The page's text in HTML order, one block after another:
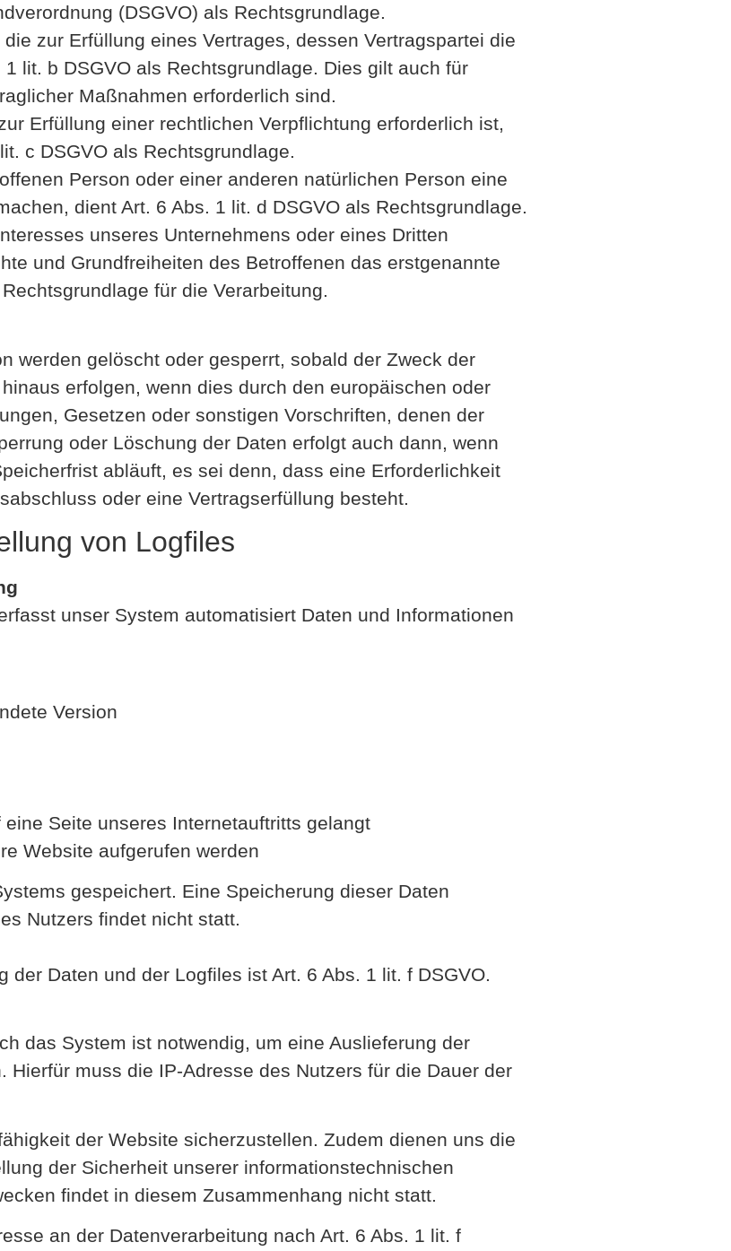
(DSGVO) als Rechtsgrundlage.
zur Erfüllung eines Vertrages, dessen Vertragspartei die
lit. b DSGVO als Rechtsgrundlage. Dies gilt auch für
Maßnahmen erforderlich sind.
Erfüllung einer rechtlichen Verpflichtung erforderlich ist,
c DSGVO als Rechtsgrundlage.
Person oder einer anderen natürlichen Person eine
dient Art. 6 Abs. 1 lit. d DSGVO als Rechtsgrundlage.
unseres Unternehmens oder eines Dritten
und Grundfreiheiten des Betroffenen das erstgenannte
für die Verarbeitung.
werden gelöscht oder gesperrt, sobald der Zweck der
erfolgen, wenn dies durch den europäischen oder
Gesetzen oder sonstigen Vorschriften, denen der
oder Löschung der Daten erfolgt auch dann, wenn
abläuft, es sei denn, dass eine Erforderlichkeit
oder eine Vertragserfüllung besteht.
von Logfiles
unser System automatisiert Daten und Informationen
Version
Seite unseres Internetauftritts gelangt
Website aufgerufen werden
gespeichert. Eine Speicherung dieser Daten
Nutzers findet nicht statt.
Daten und der Logfiles ist Art. 6 Abs. 1 lit. f DSGVO.
das System ist notwendig, um eine Auslieferung der
muss die IP-Adresse des Nutzers für die Dauer der
der Website sicherzustellen. Zudem dienen uns die
der Sicherheit unserer informationstechnischen
findet in diesem Zusammenhang nicht statt.
an der Datenverarbeitung nach Art. 6 Abs. 1 lit. f